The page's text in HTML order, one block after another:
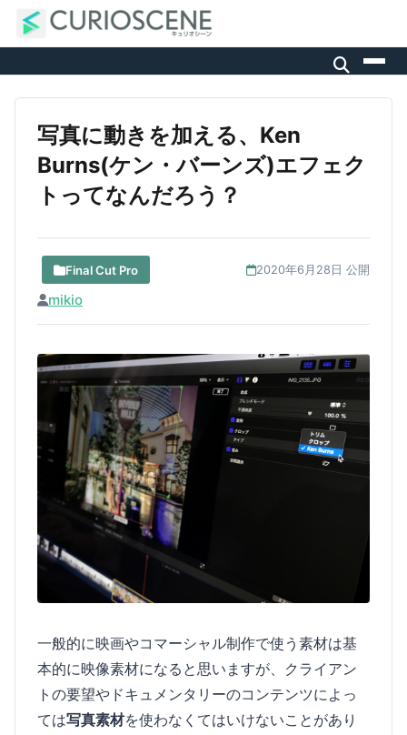
写真に動きを加える、Ken
Burns(ケン・バーンズ)エフェク
トってなんだろう？
Final Cut Pro 2020年6月28日 公開
mikio
一般的に映画やコマーシャル制作で使う素材は基
本的に映像素材になると思いますが、クライアン
トの要望やドキュメンタリーのコンテンツによっ
ては写真素材を使わなくてはいけないことがあり